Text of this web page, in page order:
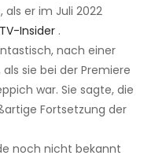
er im Juli 2022
TV-Insider .
nach einer
sie bei der Premiere
war. Sie sagte, die
Fortsetzung der
noch nicht bekannt